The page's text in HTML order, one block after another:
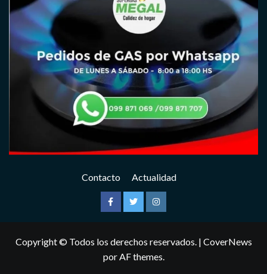
Contacto Actualidad
FacebookTwitterInstagram
Copyright © Todos los derechos reservados. | CoverNews
por AF themes.